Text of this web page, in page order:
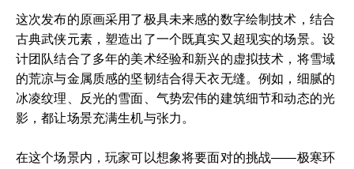
这次发布的原画采用了极具未来感的数字绘制技术，结合
古典武侠元素，塑造出了一个既真实又超现实的场景。设
计团队结合了多年的美术经验和新兴的虚拟技术，将雪域
的荒凉与金属质感的坚韧结合得天衣无缝。例如，细腻的
冰凌纹理、反光的雪面、气势宏伟的建筑细节和动态的光
影，都让场景充满生机与张力。
在这个场景内，玩家可以想象将要面对的挑战——极寒环